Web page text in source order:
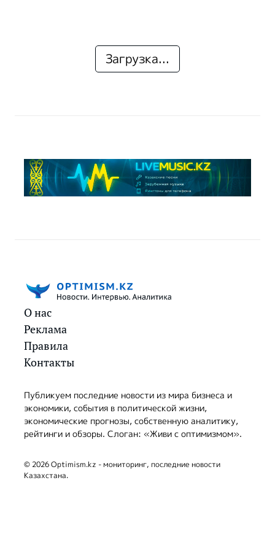
Загрузка...
О нас
Реклама
Правила
Контакты
Публикуем последние новости из мира бизнеса и
экономики, события в политической жизни,
экономические прогнозы, собственную аналитику,
рейтинги и обзоры. Слоган: «Живи с оптимизмом».
© 2026 Optimism.kz - мониторинг, последние новости
Казахстана.